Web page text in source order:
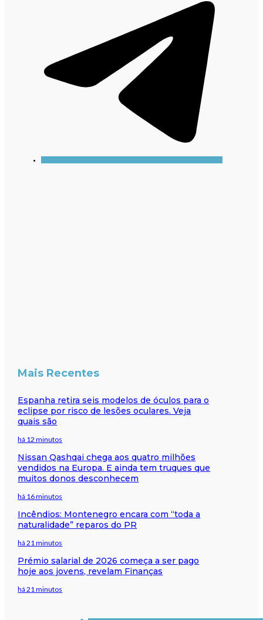
Mais Recentes
Espanha retira seis modelos de óculos para o
eclipse por risco de lesões oculares. Veja
quais são
há 12 minutos
Nissan Qashqai chega aos quatro milhões
vendidos na Europa. E ainda tem truques que
muitos donos desconhecem
há 16 minutos
Incêndios: Montenegro encara com “toda a
naturalidade” reparos do PR
há 21 minutos
Prémio salarial de 2026 começa a ser pago
hoje aos jovens, revelam Finanças
há 21 minutos